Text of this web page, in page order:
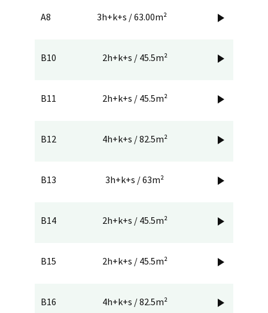
A8 3h+k+s / 63.00m² 
B10 2h+k+s / 45.5m² 
B11 2h+k+s / 45.5m² 
B12 4h+k+s / 82.5m² 
B13 3h+k+s / 63m² 
B14 2h+k+s / 45.5m² 
B15 2h+k+s / 45.5m² 
B16 4h+k+s / 82.5m² 